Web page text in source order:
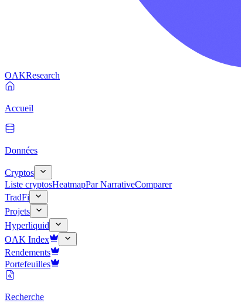
OAKResearch
Accueil
Données
Cryptos
Liste cryptosHeatmapPar NarrativeComparer
TradFi
Projets
Hyperliquid
OAK Index
Rendements
Portefeuilles
Recherche